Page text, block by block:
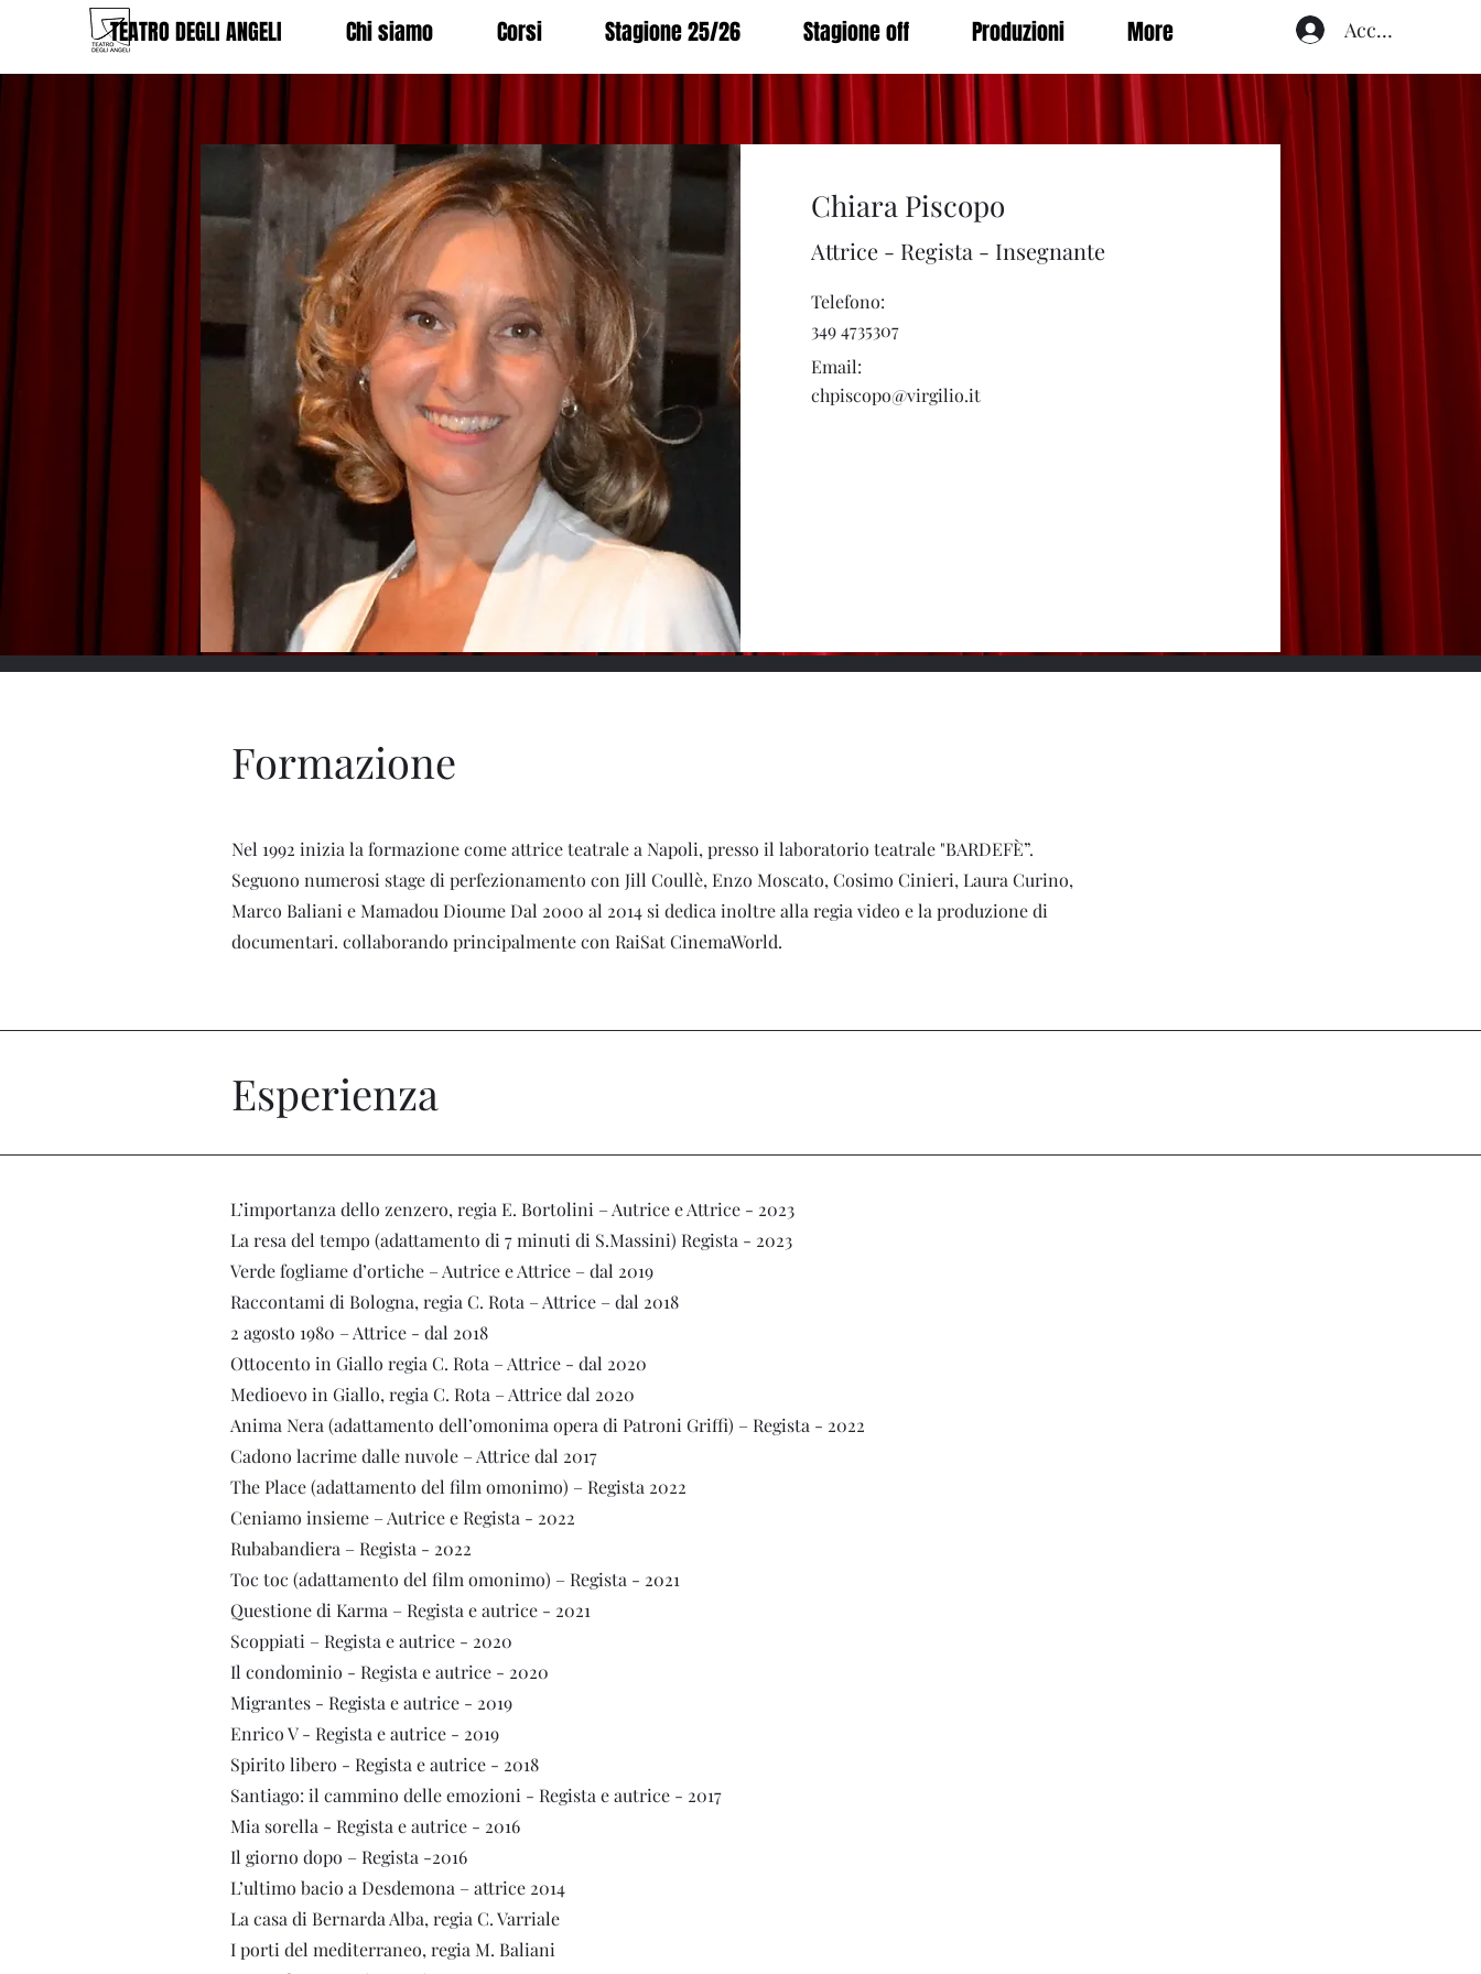
TEATRO DEGLI ANGELI Chi siamo Corsi Stagione 25/26 Stagione off Produzioni More Accedi
Chiara Piscopo
Attrice - Regista - Insegnante
Telefono:
349 4735307
Email:
chpiscopo@virgilio.it
Formazione
Nel 1992 inizia la formazione come attrice teatrale a Napoli, presso il laboratorio teatrale "BARDEFÈ”.
Seguono numerosi stage di perfezionamento con Jill Coullè, Enzo Moscato, Cosimo Cinieri, Laura Curino,
Marco Baliani e Mamadou Dioume Dal 2000 al 2014 si dedica inoltre alla regia video e la produzione di
documentari. collaborando principalmente con RaiSat CinemaWorld.
Esperienza
L’importanza dello zenzero, regia E. Bortolini – Autrice e Attrice - 2023
La resa del tempo (adattamento di 7 minuti di S.Massini) Regista - 2023
Verde fogliame d’ortiche – Autrice e Attrice – dal 2019
Raccontami di Bologna, regia C. Rota – Attrice – dal 2018
2 agosto 1980 – Attrice - dal 2018
Ottocento in Giallo regia C. Rota – Attrice - dal 2020
Medioevo in Giallo, regia C. Rota – Attrice dal 2020
Anima Nera (adattamento dell’omonima opera di Patroni Griffi) – Regista - 2022
Cadono lacrime dalle nuvole – Attrice dal 2017
The Place (adattamento del film omonimo) – Regista 2022
Ceniamo insieme – Autrice e Regista - 2022
Rubabandiera – Regista - 2022
Toc toc (adattamento del film omonimo) – Regista - 2021
Questione di Karma – Regista e autrice - 2021
Scoppiati – Regista e autrice - 2020
Il condominio - Regista e autrice - 2020
Migrantes - Regista e autrice - 2019
Enrico V - Regista e autrice - 2019
Spirito libero - Regista e autrice - 2018
Santiago: il cammino delle emozioni - Regista e autrice - 2017
Mia sorella - Regista e autrice - 2016
Il giorno dopo – Regista -2016
L’ultimo bacio a Desdemona – attrice 2014
La casa di Bernarda Alba, regia C. Varriale
I porti del mediterraneo, regia M. Baliani